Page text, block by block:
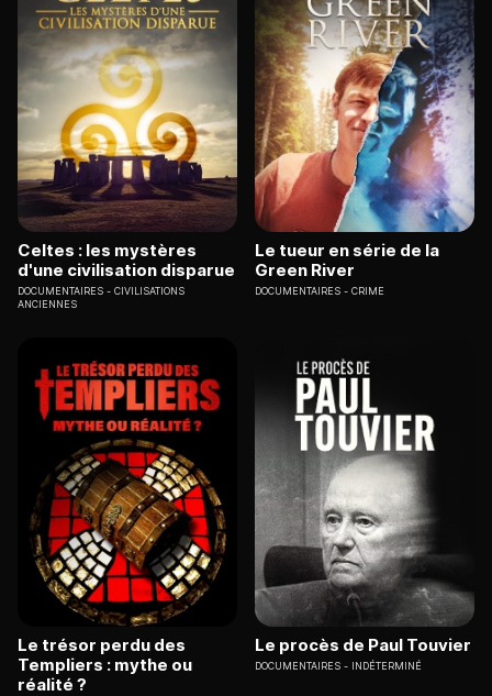
Celtes : les mystères
d'une civilisation disparue
DOCUMENTAIRES
CIVILISATIONS
ANCIENNES
Le tueur en série de la
Green River
DOCUMENTAIRES CRIME
Le trésor perdu des
Templiers : mythe ou
réalité ?
Le procès de Paul Touvier
DOCUMENTAIRES INDÉTERMINÉ